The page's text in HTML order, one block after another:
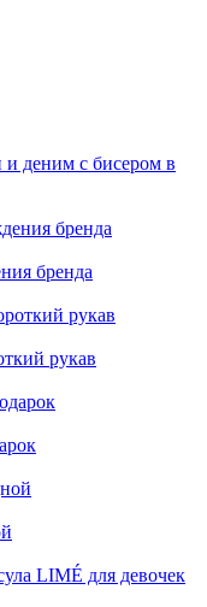
деним с бисером в
бренда
рукав